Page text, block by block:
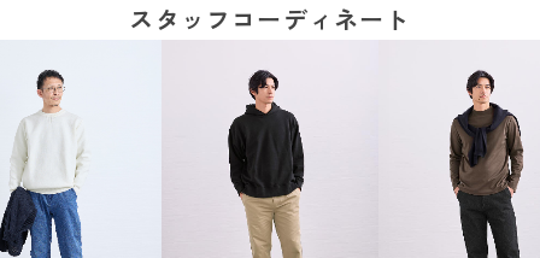
スタッフコーディネート